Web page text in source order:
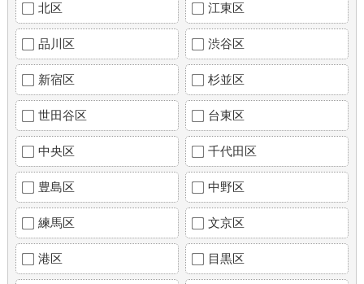
北区 江東区
品川区 渋谷区
新宿区 杉並区
世田谷区 台東区
中央区 千代田区
豊島区 中野区
練馬区 文京区
港区 目黒区